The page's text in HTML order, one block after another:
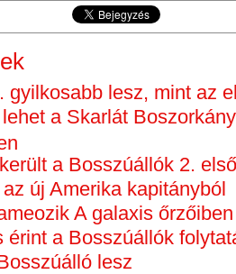
gyilkosabb lesz, mint az
a Skarlát
a Bosszúállók 2.
új Amerika kapitányból
A galaxis őrzőiben
érint a Bosszúállók
lesz